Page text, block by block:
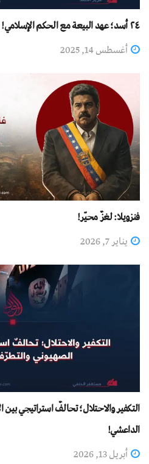
٢٤ أسد؛ عهد البيعة مع الحكم الإسلامي!
أغسطس 14, 2025
فنزويلا: لغزٌ محيّر!
يناير 7, 2026
التكفير والاحتلال؛ تحالفٌ استراتيجي
الداعشي!
أبريل 13, 2026